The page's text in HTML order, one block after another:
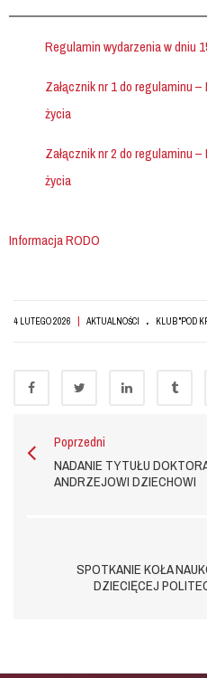
Regulamin wydarzenia w dniu
Załącznik nr 1 do regulaminu
życia
Załącznik nr 2 do regulaminu
życia
Informacja RODO
4 LUTEGO 2026 | AKTUALNOŚCI . KLUB "POD
Poprzedni
NADANIE TYTUŁU
ANDRZEJOWI DZIECHOWI
SPOTKANIE KOŁA
DZIECIĘCEJ